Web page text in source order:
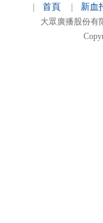
| 首頁| 新血
大眾廣播股份有